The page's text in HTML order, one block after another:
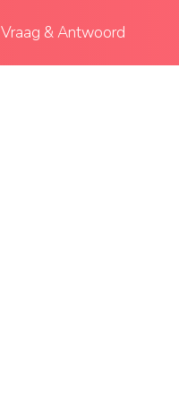
Vraag & Antwoord